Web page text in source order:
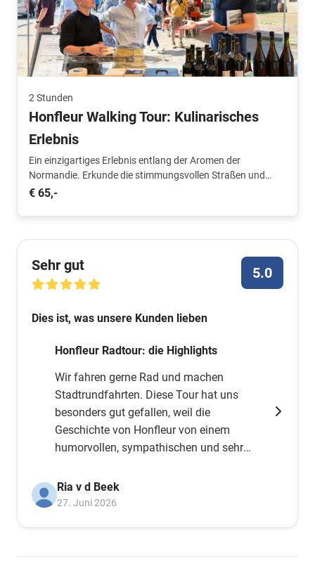
2 Stunden
Honfleur Walking Tour: Kulinarisches
Erlebnis
Ein einzigartiges Erlebnis entlang der Aromen der
Normandie. Erkunde die stimmungsvollen Straßen und
lerne lokale Produzenten und Spezialitäten kennen.
€ 65,-
Sehr gut 5.0
Dies ist, was unsere Kunden lieben
Honfleur Radtour: die Highlights
Wir fahren gerne Rad und machen
Stadtrundfahrten. Diese Tour hat uns
besonders gut gefallen, weil die
Geschichte von Honfleur von einem
humorvollen, sympathischen und sehr
Unbedingt ausprobieren!
Ria v d Beek
27. Juni 2026